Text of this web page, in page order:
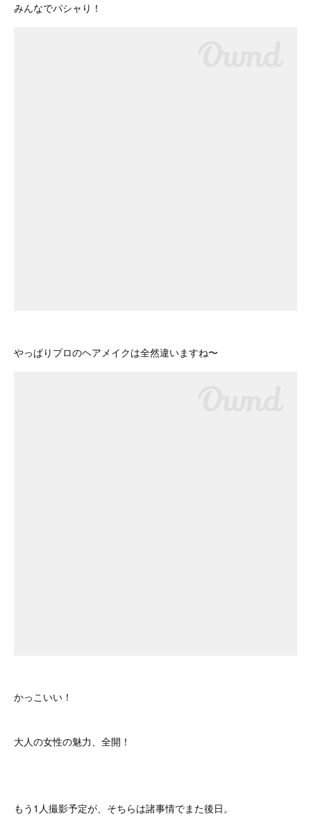
みんなでパシャり！
やっぱりプロのヘアメイクは全然違いますね〜
かっこいい！
大人の女性の魅力、全開！
もう1人撮影予定が、そちらは諸事情でまた後日。